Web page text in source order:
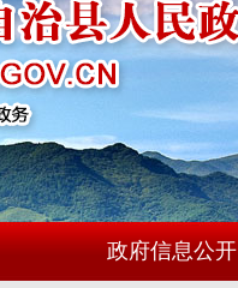
政府信息公开